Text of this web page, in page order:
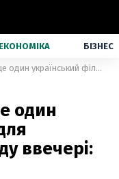
ЕКОНОМІКА БІЗНЕС
На Netflix вийшов ще один український фільм для ідеального перегляду ввечері: що це за стрічка
один
ввечері: